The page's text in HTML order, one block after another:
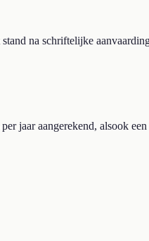
na schriftelijke
jaar aangerekend, alsook